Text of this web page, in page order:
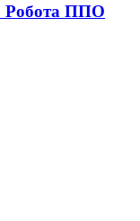
Робота ППО